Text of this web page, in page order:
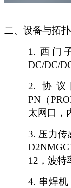
二、设备与拓扑
1.西门
DC/DC/
2.协
PN（
太网口，
3. 压力传
12，波特
4. 串焊机